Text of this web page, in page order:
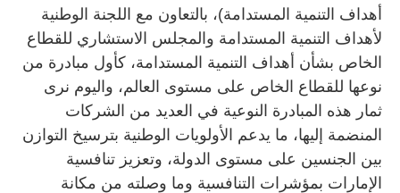
أهداف التنمية المستدامة)، بالتعاون مع اللجنة الوطنية
لأهداف التنمية المستدامة والمجلس الاستشاري للقطاع
الخاص بشأن أهداف التنمية المستدامة، كأول مبادرة من
نوعها للقطاع الخاص على مستوى العالم، واليوم نرى
ثمار هذه المبادرة النوعية في العديد من الشركات
المنضمة إليها، ما يدعم الأولويات الوطنية بترسيخ التوازن
بين الجنسين على مستوى الدولة، وتعزيز تنافسية
الإمارات بمؤشرات التنافسية وما وصلته من مكانة